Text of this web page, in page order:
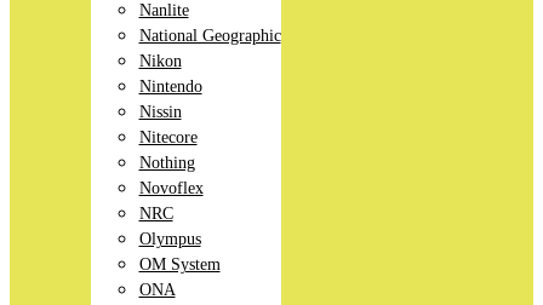
Nanlite
National Geographic
Nikon
Nintendo
Nissin
Nitecore
Nothing
Novoflex
NRC
Olympus
OM System
ONA